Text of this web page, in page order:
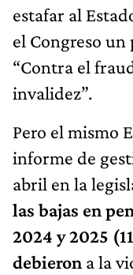
estafar al
el Congreso
“Contra el
invalidez”.
Pero el mismo
informe de
abril en la
las bajas en
2024 y 2025
debieron a la